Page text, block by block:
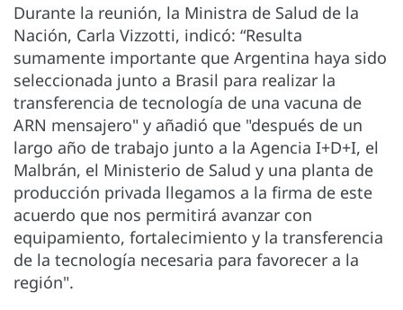
Durante la reunión, la Ministra de Salud de la
Nación, Carla Vizzotti, indicó: “Resulta
sumamente importante que Argentina haya sido
seleccionada junto a Brasil para realizar la
transferencia de tecnología de una vacuna de
ARN mensajero" y añadió que "después de un
largo año de trabajo junto a la Agencia I+D+I, el
Malbrán, el Ministerio de Salud y una planta de
producción privada llegamos a la firma de este
acuerdo que nos permitirá avanzar con
equipamiento, fortalecimiento y la transferencia
de la tecnología necesaria para favorecer a la
región".